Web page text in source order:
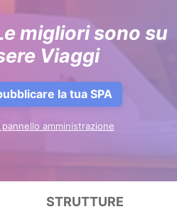
migliori sono su
Viaggi
la tua SPA
amministrazione
STRUTTURE